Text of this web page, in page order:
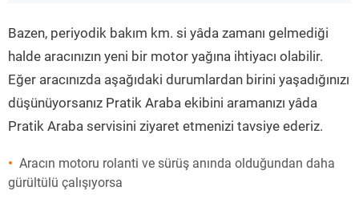
Bazen, periyodik bakım km. si yâda zamanı gelmediği
halde aracınızın yeni bir motor yağına ihtiyacı olabilir.
Eğer aracınızda aşağıdaki durumlardan birini yaşadığınızı
düşünüyorsanız Pratik Araba ekibini aramanızı yâda
Pratik Araba servisini ziyaret etmenizi tavsiye ederiz.
Aracın motoru rolanti ve sürüş anında olduğundan daha
gürültülü çalışıyorsa